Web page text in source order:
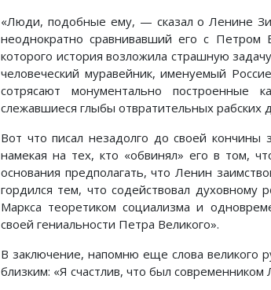
«Люди, подобные ему, — сказал о Ленине
неоднократно сравнивавший его с Петром
которого история возложила страшную
человеческий муравейник, именуемый
сотрясают монументально построенные
слежавшиеся глыбы отвратительных рабских
Вот что писал незадолго до своей
намекая на тех, кто «обвинял» его в том,
основания предполагать, что Ленин
гордился тем, что содействовал духовному
Маркса теоретиком социализма и
своей гениальности Петра Великого».
В заключение, напомню еще слова великого
близким: «Я счастлив, что был современником